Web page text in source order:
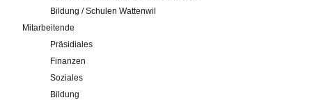
Bildung / Schulen Wattenwil
Mitarbeitende
Präsidiales
Finanzen
Soziales
Bildung